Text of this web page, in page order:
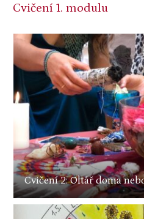
Cvičení 1. modulu
Cvičení 2: Oltář doma